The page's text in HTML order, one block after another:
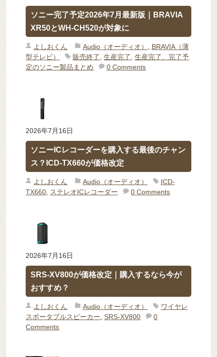
ソニー完了予定2026年7月最新版｜BRAVIA
XR50とWH-CH520が対象に
よしおくん Audio（オーディオ）
BRAVIA（薄
型テレビ）
販売終了 ,生産完了 ,生産完了、完了予
定のソニー製品まとめ
0 Comments
2026年7月16日
ソニーICレコーダーを購入する最後のチャン
ス？ICD-TX660が価格改定
よしおくん Audio（オーディオ）
ICD-
TX660
ステレオICレコーダー 0 Comments
2026年7月16日
SRS-XV800が価格改定｜購入するなら今が
おすすめ？
よしおくん Audio（オーディオ）
ワイヤレ
スポータブルスピーカー ,SRS-XV800
0
Comments